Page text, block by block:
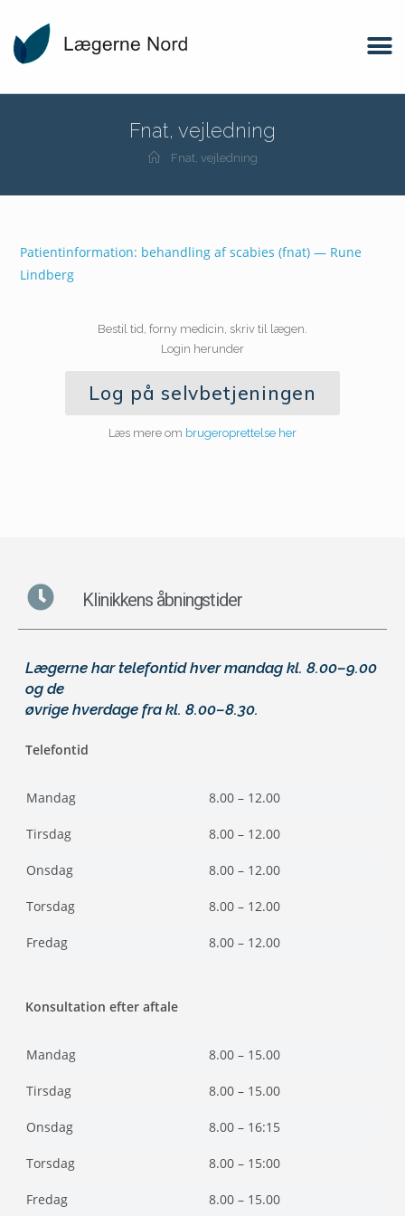
Fnat, vejledning
Fnat, vejledning
Patientinformation: behandling af scabies (fnat) — Rune
Lindberg
Bestil tid, forny medicin, skriv til lægen.
Login herunder
Log på selvbetjeningen
Læs mere om brugeroprettelse her
Klinikkens åbningstider
Lægerne har telefontid hver mandag kl. 8.00–9.00
og de
øvrige hverdage fra kl. 8.00–8.30.
Telefontid
Mandag 8.00 – 12.00
Tirsdag 8.00 – 12.00
Onsdag 8.00 – 12.00
Torsdag 8.00 – 12.00
Fredag 8.00 – 12.00
Konsultation efter aftale
Mandag 8.00 – 15.00
Tirsdag 8.00 – 15.00
Onsdag 8.00 – 16:15
Torsdag 8.00 – 15:00
Fredag 8.00 – 15.00